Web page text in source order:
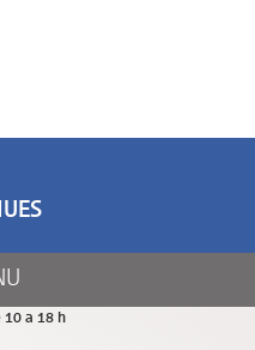
a domingos de 11 a 18 h.
10 a 18 h